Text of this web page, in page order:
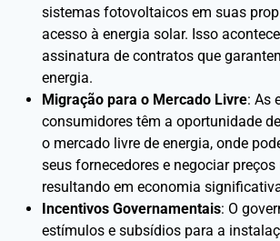
sistemas fotovoltaicos em suas
acesso à energia solar. Isso
assinatura de contratos que
energia.
Migração para o Mercado Livre: As
consumidores têm a oportunidade
o mercado livre de energia, onde
seus fornecedores e negociar preços
resultando em economia
Incentivos Governamentais: O
estímulos e subsídios para a